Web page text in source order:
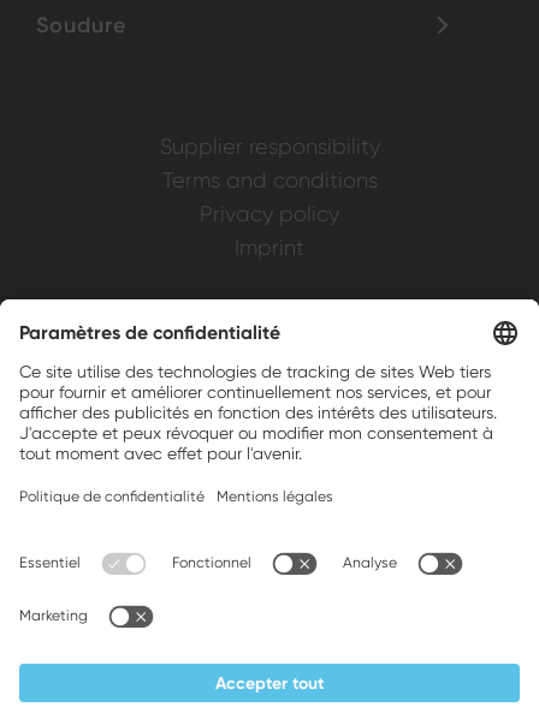
Soudure
Supplier responsibility
Terms and conditions
Privacy policy
Imprint
Brands, Inc.
Companion brands: